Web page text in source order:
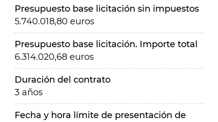
Presupuesto base licitación sin impuestos
5.740.018,80 euros
Presupuesto base licitación. Importe total
6.314.020,68 euros
Duración del contrato
3 años
Fecha y hora límite de presentación de